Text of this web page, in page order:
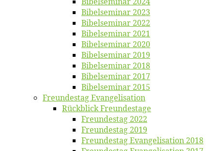
Bi­bel­se­mi­nar 2023
Bi­bel­se­mi­nar 2022
Bi­bel­se­mi­nar 2021
Bi­bel­se­mi­nar 2020
Bi­bel­se­mi­nar 2019
Bi­bel­se­mi­nar 2018
Bibelsemi­nar 2017
Bibelsemi­nar 2015
Freun­des­tag Evangelisation
Rück­blick Freundestage
Freun­des­tag 2022
Freun­des­tag 2019
Freun­des­tag Evan­ge­li­sa­ti­on 2018